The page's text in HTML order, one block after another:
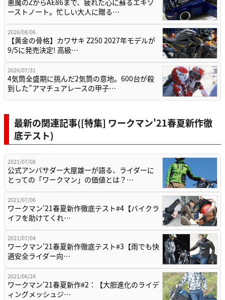
ーストノート。忙しい大人に贈る…
2026/08/06
【黄金の骨格】カワサキ Z250 2027年モデルが
9/5に発売決定! 高級…
2026/07/31
4気筒全盛期に挑んだ2気筒の意地。600台が殺
到した”アマチュアレースの甲子…
最新の関連記事([特集] ワークマン'21春夏新作徹
底テスト)
2021/07/08
公式アンバサダー大屋雄一が語る、ライダーに
とっての「ワークマン」の価値とは？…
2021/07/06
ワークマン’21春夏新作徹底テスト#4【バイクラ
イフを助けてくれ…
2021/07/04
ワークマン’21春夏新作徹底テスト#3【雨でも快
適安全ライダー向…
2021/06/24
ワークマン’21春夏新作#2：【大胆進化のライデ
ィングメッシュジ…